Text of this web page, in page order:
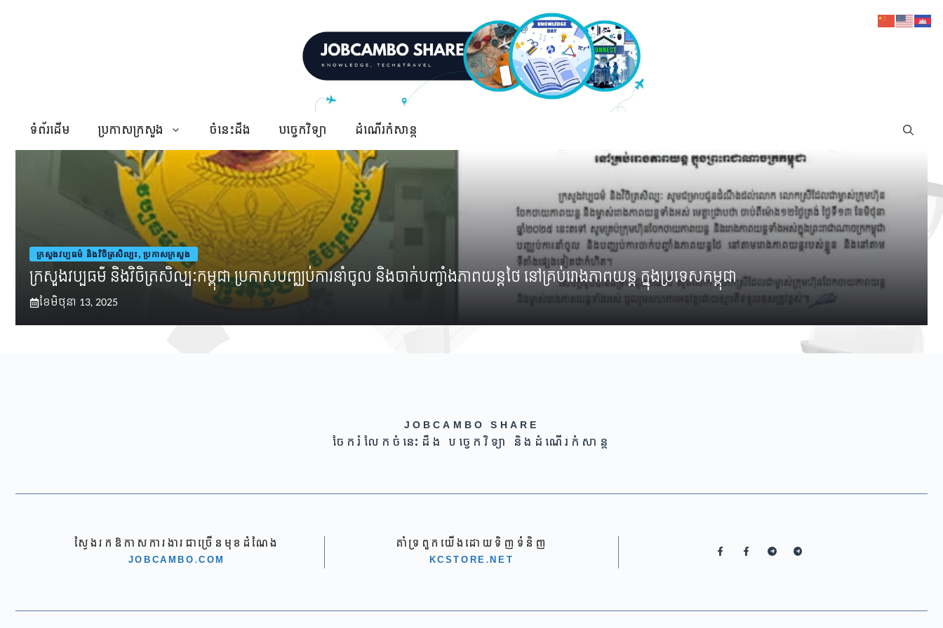
ទំព័រដើម ប្រកាសក្រសួង ចំនេះដឹង បច្ចេកវិទ្យា ដំណើរកំសាន្ត
ក្រសួងវប្បធម៌ និងវិចិត្រសិល្បះ ,ប្រកាសក្រសួង
ក្រសួងវប្បធម៌ និងវិចិត្រសិល្បៈកម្ពុជា ប្រកាសបញ្ឈប់ការនាំចូល និងចាក់បញ្ចាំងភាពយន្តថៃ នៅគ្រប់រោងភាពយន្ត ក្នុងប្រទេសកម្ពុជា
ខែ​មិថុនា 13, 2025
JOBCAMBO SHARE
ចែករំលែកចំនេះដឹង បច្ចេកវិទ្យា និងដំណើរកំសាន្ត
ស្វែងរកឱកាសការងារជាច្រើនមុខដំណែង
JOBCAMBO.COM
គាំទ្រពួកយើងដោយទិញទំនិញ
KCSTORE.NET